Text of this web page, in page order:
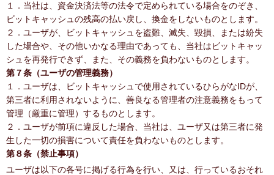
１．当社は、資金決済法等の法令で定められている場合をのぞき、
ビットキャッシュの残高の払い戻し、換金をしないものとします。
２．ユーザが、ビットキャッシュを盗難、滅失、毀損、または紛失
した場合や、その他いかなる理由であっても、当社はビットキャッ
シュを再発行できず、また、その義務を負わないものとします。
第７条（ユーザの管理義務）
１．ユーザは、ビットキャッシュで使用されているひらがなIDが、
第三者に利用されないように、善良なる管理者の注意義務をもって
管理（厳重に管理）するものとします。
２．ユーザが前項に違反した場合、当社は、ユーザ又は第三者に発
生した一切の損害について責任を負わないものとします。
第８条（禁止事項）
ユーザは以下の各号に掲げる行為を行い、又は、行っているおそれ